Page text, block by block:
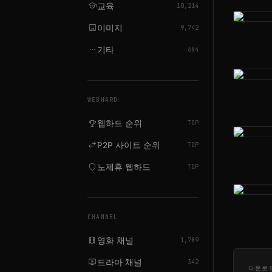
school교육 10,214
image이미지 9,742
more_horiz 기타 684
WEBHARD
emoji_events웹하드 순위 TOP
swap_horizP2P 사이트 순위 TOP
shield 노제휴 웹하드 TOP
CHANNEL
local_movies 영화 채널 1,789
live_tv 드라마 채널 342
다운로